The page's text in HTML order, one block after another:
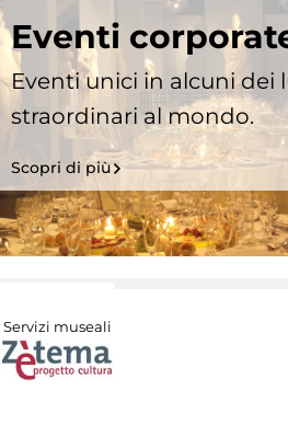
Eventi
Eventi unici in alcuni dei
straordinari al mondo.
Scopri di più
Servizi museali